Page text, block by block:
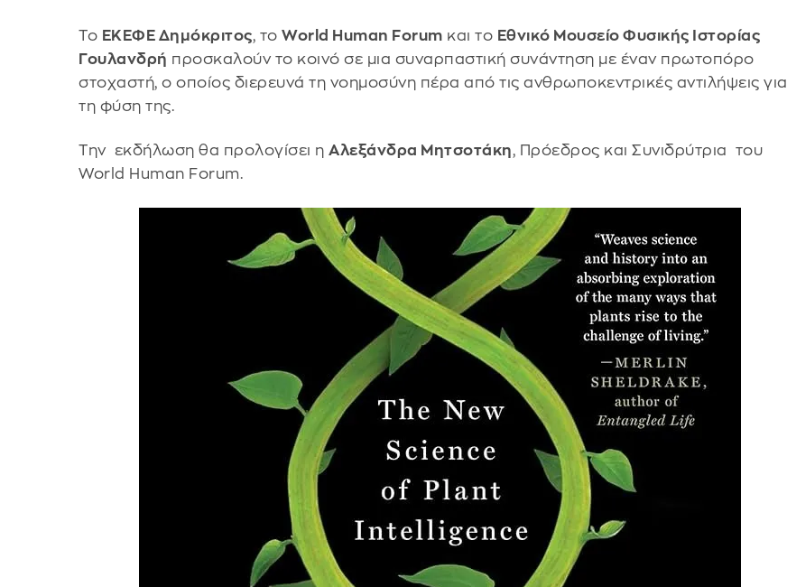
Το ΕΚΕΦΕ Δημόκριτος, τοWorld Human Forum και το Εθνικό Μουσείο Φυσικής Ιστορίας
Γουλανδρή προσκαλούν το κοινό σε μια συναρπαστική συνάντηση με έναν πρωτοπόρο
στοχαστή, ο οποίος διερευνά τη νοημοσύνη πέρα από τις ανθρωποκεντρικές αντιλήψεις για
τη φύση της.
Την εκδήλωση θα προλογίσει ηΑλεξάνδρα Μητσοτάκη, Πρόεδρος και Συνιδρύτρια του
World Human Forum.